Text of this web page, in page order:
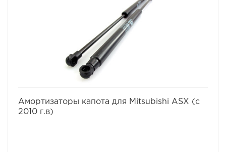
Амортизаторы капота для Mitsubishi ASX (с
2010 г.в)